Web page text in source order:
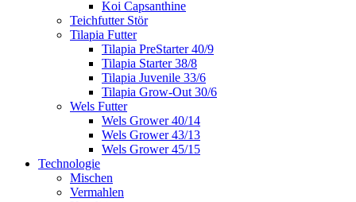
Koi Capsanthine
Teichfutter Stör
Tilapia Futter
Tilapia PreStarter 40/9
Tilapia Starter 38/8
Tilapia Juvenile 33/6
Tilapia Grow-Out 30/6
Wels Futter
Wels Grower 40/14
Wels Grower 43/13
Wels Grower 45/15
Technologie
Mischen
Vermahlen